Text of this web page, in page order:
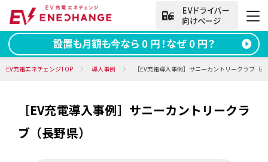
法人向けお問い合わせ
資料ダウンロード 無料お問い合わせ
電話をかける
EV充電エネチェンジTOP 導入事例 ［EV充電導入事例］サニーカントリークラブ（
［EV充電導入事例］サニーカントリークラ
ブ（長野県）